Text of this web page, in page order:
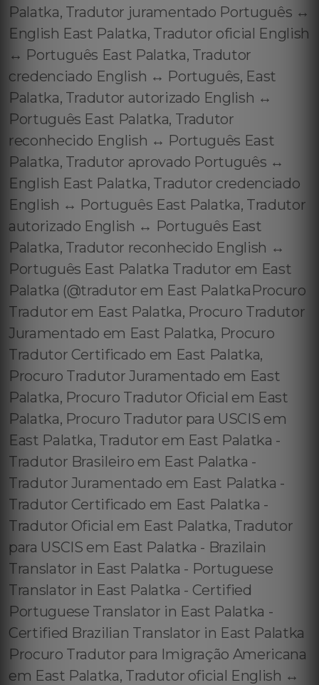
Palatka, Tradutor juramentado Português ↔️
English East Palatka, Tradutor oficial English
↔️ Português East Palatka, Tradutor
credenciado English ↔️ Português, East
Palatka, Tradutor autorizado English ↔️
Português East Palatka, Tradutor
reconhecido English ↔️ Português East
Palatka, Tradutor aprovado Português ↔️
English East Palatka, Tradutor credenciado
English ↔️ Português East Palatka, Tradutor
autorizado English ↔️ Português East
Palatka, Tradutor reconhecido English ↔️
Português East Palatka Tradutor em East
Palatka (@tradutor em East PalatkaProcuro
Tradutor em East Palatka, Procuro Tradutor
Juramentado em East Palatka, Procuro
Tradutor Certificado em East Palatka,
Procuro Tradutor Juramentado em East
Palatka, Procuro Tradutor Oficial em East
Palatka, Procuro Tradutor para USCIS em
East Palatka, Tradutor em East Palatka -
Tradutor Brasileiro em East Palatka -
Tradutor Juramentado em East Palatka -
Tradutor Certificado em East Palatka -
Tradutor Oficial em East Palatka, Tradutor
para USCIS em East Palatka - Brazilain
Translator in East Palatka - Portuguese
Translator in East Palatka - Certified
Portuguese Translator in East Palatka -
Certified Brazilian Translator in East Palatka
Procuro Tradutor para Imigração Americana
em East Palatka, Tradutor oficial English ↔️